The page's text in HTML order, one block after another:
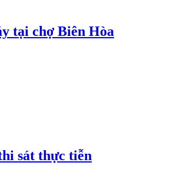
tại chợ Biên Hòa
sát thực tiễn